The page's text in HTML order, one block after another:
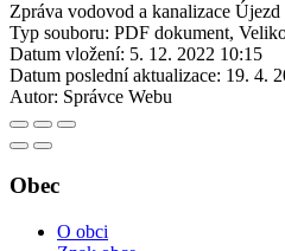
Zpráva vodovod a kanalizace
Typ souboru: PDF dokument,
Datum vložení: 5. 12. 2022 10:15
Datum poslední aktualizace: 19. 4.
Autor: Správce Webu
Obec
O obci